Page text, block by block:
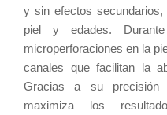
y sin efectos
piel y edades.
microperforaciones en la
canales que facilitan la
Gracias a su precisión
maximiza los